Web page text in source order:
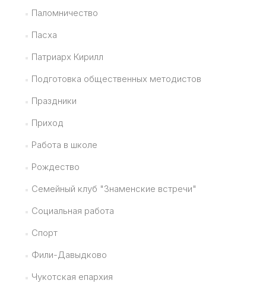
Паломничество
Пасха
Патриарх Кирилл
Подготовка общественных методистов
Праздники
Приход
Работа в школе
Рождество
Семейный клуб "Знаменские встречи"
Социальная работа
Спорт
Фили-Давыдково
Чукотская епархия